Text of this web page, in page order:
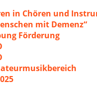
in Chören und
mit Demenz“
Förderung